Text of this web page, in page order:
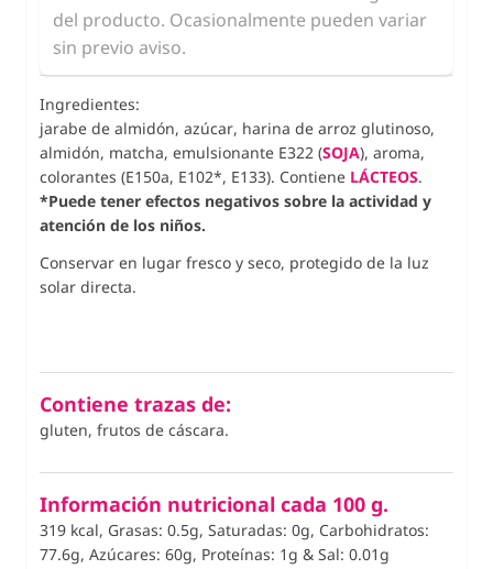
del producto. Ocasionalmente pueden variar
sin previo aviso.
Ingredientes:
jarabe de almidón, azúcar, harina de arroz glutinoso,
almidón, matcha, emulsionante E322 (SOJA), aroma,
colorantes (E150a, E102*, E133). Contiene LÁCTEOS.
*Puede tener efectos negativos sobre la actividad y
atención de los niños.
Conservar en lugar fresco y seco, protegido de la luz
solar directa.
Contiene trazas de:
gluten, frutos de cáscara.
Información nutricional cada 100 g.
319 kcal, Grasas: 0.5g, Saturadas: 0g, Carbohidratos:
77.6g, Azúcares: 60g, Proteínas: 1g & Sal: 0.01g